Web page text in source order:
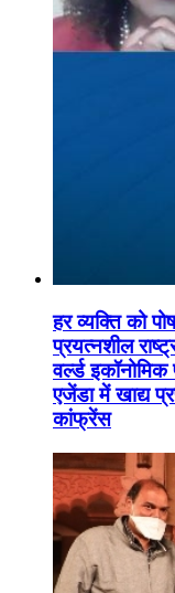
हर व्यक्ति को
प्रयत्नशील
वर्ल्ड
एजेंडा में खाद्य
कांफ्रेंस